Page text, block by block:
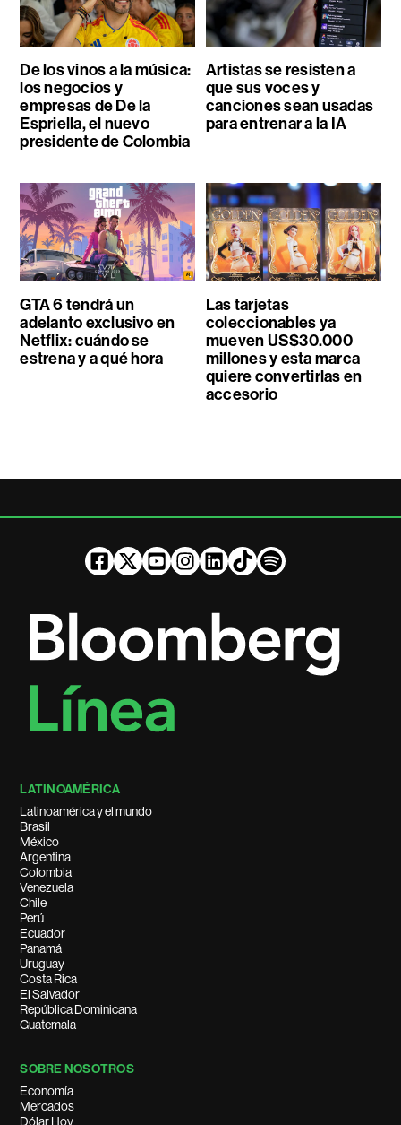
De los vinos a la música:
los negocios y
empresas de De la
Espriella, el nuevo
presidente de Colombia
Artistas se resisten a
que sus voces y
canciones sean usadas
para entrenar a la IA
GTA 6 tendrá un
adelanto exclusivo en
Netflix: cuándo se
estrena y a qué hora
Las tarjetas
coleccionables ya
mueven US$30.000
millones y esta marca
quiere convertirlas en
accesorio
LATINOAMÉRICA
Latinoamérica y el mundo
Brasil
México
Argentina
Colombia
Venezuela
Chile
Perú
Ecuador
Panamá
Uruguay
Costa Rica
El Salvador
República Dominicana
Guatemala
SOBRE NOSOTROS
Economía
Mercados
Dólar Hoy